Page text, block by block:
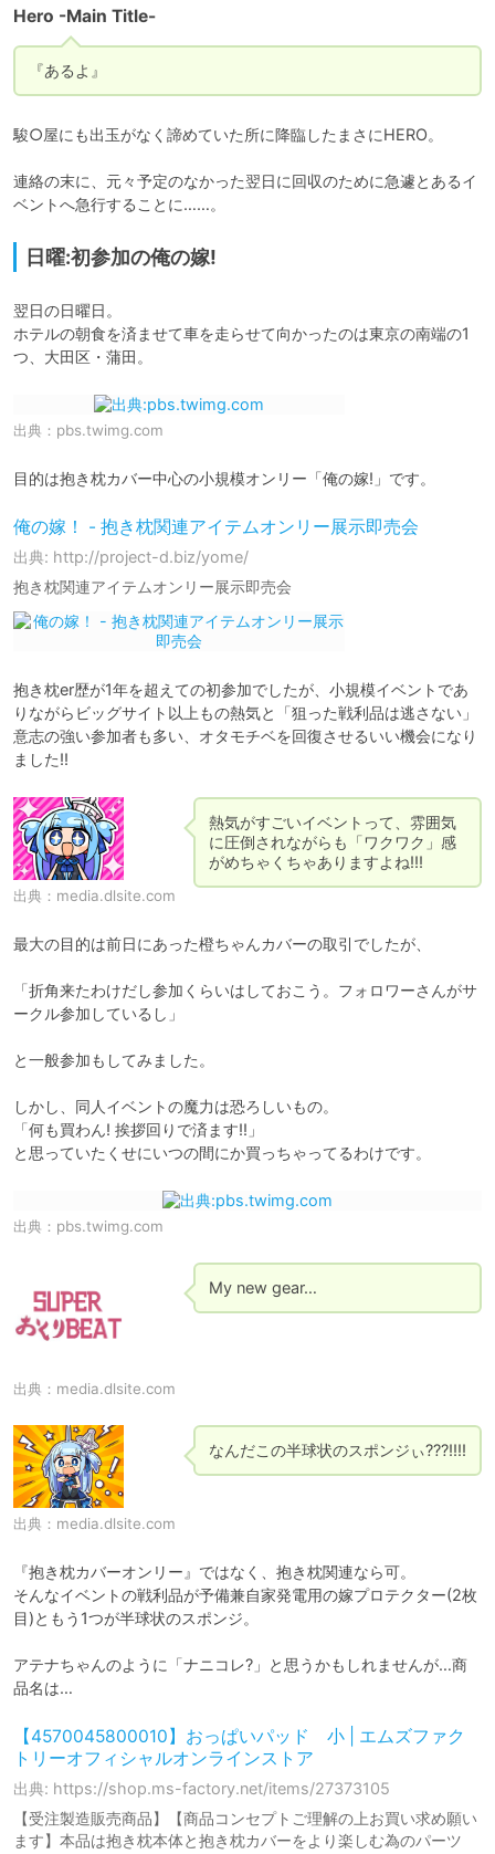
Hero -Main Title-
『あるよ』
駿○屋にも出玉がなく諦めていた所に降臨したまさにHERO。
連絡の末に、元々予定のなかった翌日に回収のために急遽とあるイ
ベントへ急行することに……。
日曜:初参加の俺の嫁!
翌日の日曜日。
ホテルの朝食を済ませて車を走らせて向かったのは東京の南端の1
つ、大田区・蒲田。
出典： pbs.twimg.com
目的は抱き枕カバー中心の小規模オンリー「俺の嫁!」です。
俺の嫁！ - 抱き枕関連アイテムオンリー展示即売会
出典: http://project-d.biz/yome/
抱き枕関連アイテムオンリー展示即売会
抱き枕er歴が1年を超えての初参加でしたが、小規模イベントであ
りながらビッグサイト以上もの熱気と「狙った戦利品は逃さない」
意志の強い参加者も多い、オタモチベを回復させるいい機会になり
ました!!
出典： media.dlsite.com
熱気がすごいイベントって、雰囲気
に圧倒されながらも「ワクワク」感
がめちゃくちゃありますよね!!!
最大の目的は前日にあった橙ちゃんカバーの取引でしたが、
「折角来たわけだし参加くらいはしておこう。フォロワーさんがサ
ークル参加しているし」
と一般参加もしてみました。
しかし、同人イベントの魔力は恐ろしいもの。
「何も買わん! 挨拶回りで済ます!!」
と思っていたくせにいつの間にか買っちゃってるわけです。
出典： pbs.twimg.com
出典： media.dlsite.com
My new gear…
出典： media.dlsite.com
なんだこの半球状のスポンジぃ???!!!!
『抱き枕カバーオンリー』ではなく、抱き枕関連なら可。
そんなイベントの戦利品が予備兼自家発電用の嫁プロテクター(2枚
目)ともう1つが半球状のスポンジ。
アテナちゃんのように「ナニコレ?」と思うかもしれませんが…商
品名は…
【4570045800010】おっぱいパッド 小 | エムズファク
トリーオフィシャルオンラインストア
出典: https://shop.ms-factory.net/items/27373105
【受注製造販売商品】【商品コンセプトご理解の上お買い求め願い
ます】本品は抱き枕本体と抱き枕カバーをより楽しむ為のパーツ